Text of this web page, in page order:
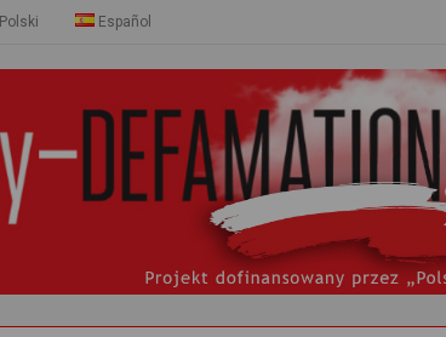
Polski Español